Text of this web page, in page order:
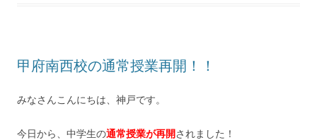
甲府南西校の通常授業再開！！
みなさんこんにちは、神戸です。
今日から、中学生の通常授業が再開 されました！